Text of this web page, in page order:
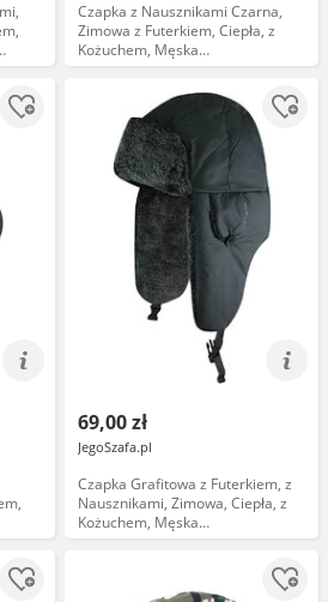
Czapka z Nausznikami Czarna,
Zimowa z Futerkiem, Ciepła, z
Kożuchem, Męska
CPAJARUSZANKAAWUD036czar58
69,00 zł
JegoSzafa.pl
Czapka Grafitowa z Futerkiem, z
Nausznikami, Zimowa, Ciepła, z
Kożuchem, Męska
CPAJARUSZANKAAWUD036graf56